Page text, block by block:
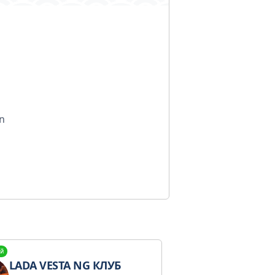
LADA VESTA NG КЛУБ